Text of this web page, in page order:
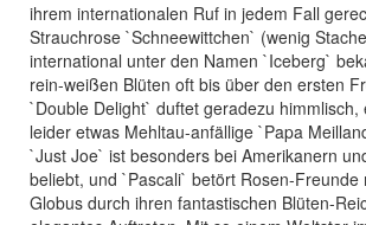
ihrem internationalen Ruf in jedem Fall
Strauchrose `Schneewittchen` (wenig
international unter den Namen `Iceberg`
rein-weißen Blüten oft bis über den ersten
`Double Delight` duftet geradezu himmlisch,
leider etwas Mehltau-anfällige `Papa
`Just Joe` ist besonders bei Amerikanern
beliebt, und `Pascali` betört Rosen-Freunde
Globus durch ihren fantastischen Blüten-